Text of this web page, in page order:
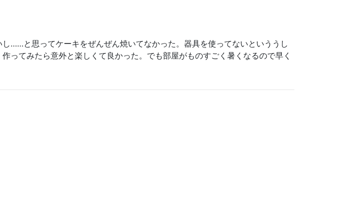
……と思ってケーキをぜんぜん焼いてなかった。器具を使ってないといううし
ってみたら意外と楽しくて良かった。でも部屋がものすごく暑くなるので早く